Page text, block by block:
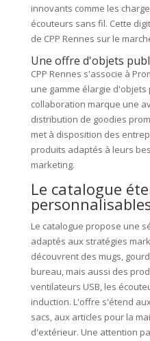
innovants comme les
écouteurs sans fil. Cette
de CPP Rennes sur le
Une offre d'objets
CPP Rennes s'associe à
une gamme élargie d'objets
collaboration marque une
distribution de goodies
met à disposition des
produits adaptés à leurs
marketing.
Le catalogue
Le catalogue propose une
adaptés aux stratégies
découvrent des mugs,
bureau, mais aussi des
ventilateurs USB, les
induction. L'offre s'étend
sacs, aux articles pour la
d'extérieur. Une attention